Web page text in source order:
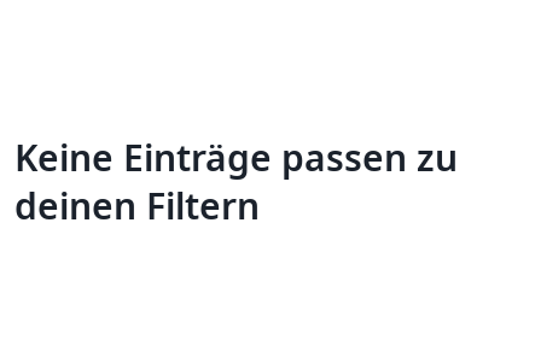
Keine Einträge passen zu
deinen Filtern